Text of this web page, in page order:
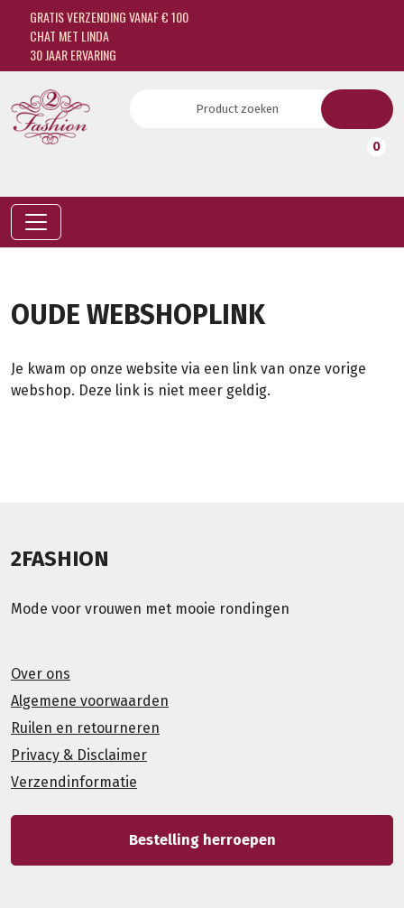
GRATIS VERZENDING VANAF € 100
CHAT MET LINDA
30 JAAR ERVARING
0
OUDE WEBSHOPLINK
Je kwam op onze website via een link van onze vorige
webshop. Deze link is niet meer geldig.
2FASHION
Mode voor vrouwen met mooie rondingen
Over ons
Algemene voorwaarden
Ruilen en retourneren
Privacy & Disclaimer
Verzendinformatie
Bestelling herroepen